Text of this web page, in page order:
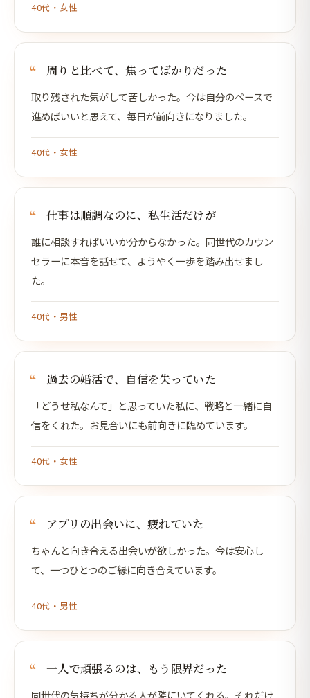
40代・女性
周りと比べて、焦ってばかりだった
取り残された気がして苦しかった。今は自分のペースで
進めばいいと思えて、毎日が前向きになりました。
40代・女性
仕事は順調なのに、私生活だけが
誰に相談すればいいか分からなかった。同世代のカウン
セラーに本音を話せて、ようやく一歩を踏み出せまし
た。
40代・男性
過去の婚活で、自信を失っていた
「どうせ私なんて」と思っていた私に、戦略と一緒に自
信をくれた。お見合いにも前向きに臨めています。
40代・女性
アプリの出会いに、疲れていた
ちゃんと向き合える出会いが欲しかった。今は安心し
て、一つひとつのご縁に向き合えています。
40代・男性
一人で頑張るのは、もう限界だった
同世代の気持ちが分かる人が隣にいてくれる。それだけ